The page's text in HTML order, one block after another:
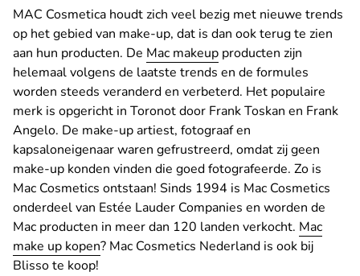
MAC Cosmetica houdt zich veel bezig met nieuwe trends
op het gebied van make-up, dat is dan ook terug te zien
aan hun producten. De Mac makeup producten zijn
helemaal volgens de laatste trends en de formules
worden steeds veranderd en verbeterd. Het populaire
merk is opgericht in Toronot door Frank Toskan en Frank
Angelo. De make-up artiest, fotograaf en
kapsaloneigenaar waren gefrustreerd, omdat zij geen
make-up konden vinden die goed fotografeerde. Zo is
Mac Cosmetics ontstaan! Sinds 1994 is Mac Cosmetics
onderdeel van Estée Lauder Companies en worden de
Mac producten in meer dan 120 landen verkocht. Mac
make up kopen? Mac Cosmetics Nederland is ook bij
Blisso te koop!